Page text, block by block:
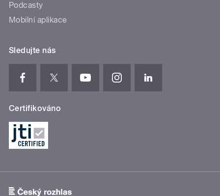
Podcasty
Mobilní aplikace
Sledujte nás
Certifikováno